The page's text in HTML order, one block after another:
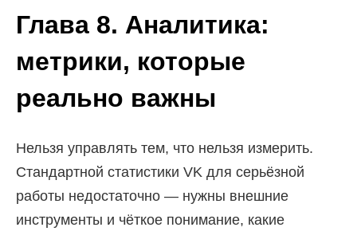
Глава 8. Аналитика:
метрики, которые
реально важны
Нельзя управлять тем, что нельзя измерить.
Стандартной статистики VK для серьёзной
работы недостаточно — нужны внешние
инструменты и чёткое понимание, какие